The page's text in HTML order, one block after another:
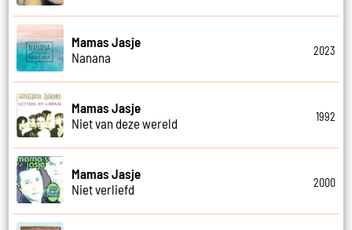
Mamas Jasje
Nanana
2023
Mamas Jasje
Niet van deze wereld
1992
Mamas Jasje
Niet verliefd
2000